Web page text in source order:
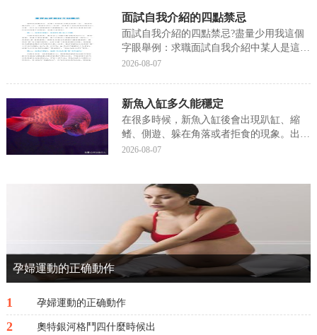
鎮政府多輪推動，提出對豐州進行文化傳
承、前景建設、...
面試自我介紹的四點禁忌
面試自我介紹的四點禁忌?盡量少用我這個
字眼舉例：求職面試自我介紹中某人是這樣
表達的：我叫某某，畢業于某校某系，我的
下面我們就來說一說關于面試自我介紹的
四...
2026-08-07
新魚入缸多久能穩定
在很多時候，新魚入缸後會出現趴缸、縮
鳍、側遊、躲在角落或者拒食的現象。出現
這些情況一般由以下幾種情況造成:過水在
（經長途運輸或者特殊魚類除外），會導緻
觀賞魚身體...
2026-08-07
孕婦運動的正确動作
1 孕婦運動的正确動作
2 奧特銀河格鬥四什麼時候出